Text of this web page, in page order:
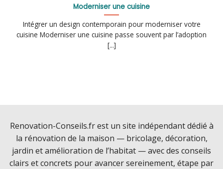
Moderniser une cuisine
Intégrer un design contemporain pour moderniser votre
cuisine Moderniser une cuisine passe souvent par l’adoption
[...]
Renovation-Conseils.fr est un site indépendant dédié à
la rénovation de la maison — bricolage, décoration,
jardin et amélioration de l’habitat — avec des conseils
clairs et concrets pour avancer sereinement, étape par